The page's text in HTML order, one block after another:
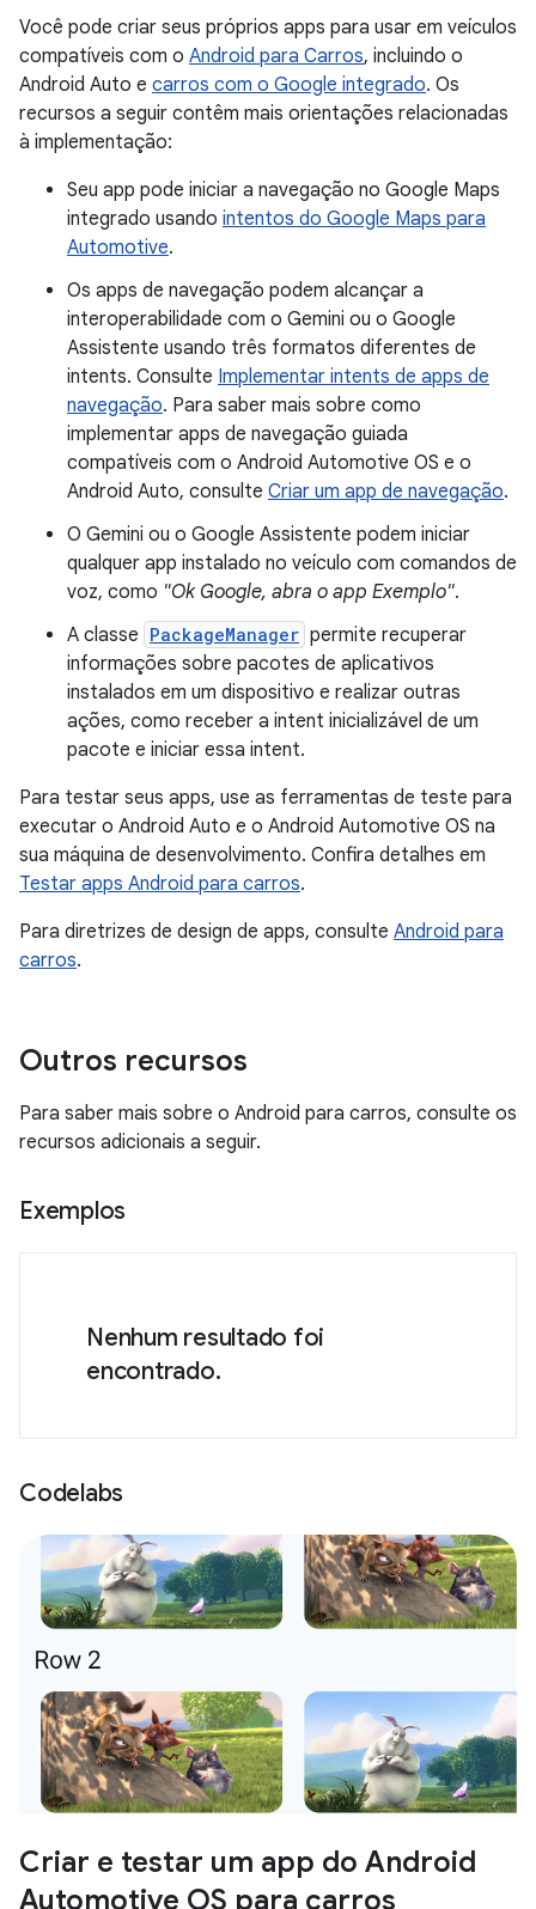
Você pode criar seus próprios apps para usar em veículos
compatíveis com o Android para Carros, incluindo o
Android Auto e carros com o Google integrado. Os
recursos a seguir contêm mais orientações relacionadas
à implementação:
Seu app pode iniciar a navegação no Google Maps
integrado usando intentos do Google Maps para
Automotive.
Os apps de navegação podem alcançar a
interoperabilidade com o Gemini ou o Google
Assistente usando três formatos diferentes de
intents. Consulte Implementar intents de apps de
navegação. Para saber mais sobre como
implementar apps de navegação guiada
compatíveis com o Android Automotive OS e o
Android Auto, consulte Criar um app de navegação.
O Gemini ou o Google Assistente podem iniciar
qualquer app instalado no veículo com comandos de
voz, como "Ok Google, abra o app Exemplo".
A classe PackageManager permite recuperar
informações sobre pacotes de aplicativos
instalados em um dispositivo e realizar outras
ações, como receber a intent inicializável de um
pacote e iniciar essa intent.
Para testar seus apps, use as ferramentas de teste para
executar o Android Auto e o Android Automotive OS na
sua máquina de desenvolvimento. Confira detalhes em
Testar apps Android para carros.
Para diretrizes de design de apps, consulte Android para
carros.
Outros recursos
Para saber mais sobre o Android para carros, consulte os
recursos adicionais a seguir.
Exemplos
Nenhum resultado foi
encontrado.
Codelabs
Criar e testar um app do Android
Automotive OS para carros